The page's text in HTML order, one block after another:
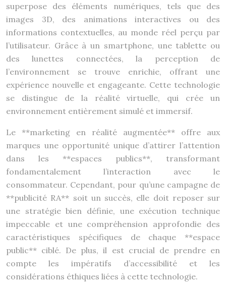
superpose des éléments numériques, tels que des
images 3D, des animations interactives ou des
informations contextuelles, au monde réel perçu par
l’utilisateur. Grâce à un smartphone, une tablette ou
des lunettes connectées, la perception de
l’environnement se trouve enrichie, offrant une
expérience nouvelle et engageante. Cette technologie
se distingue de la réalité virtuelle, qui crée un
environnement entièrement simulé et immersif.
Le **marketing en réalité augmentée** offre aux
marques une opportunité unique d’attirer l’attention
dans les **espaces publics**, transformant
fondamentalement l’interaction avec le
consommateur. Cependant, pour qu’une campagne de
**publicité RA** soit un succès, elle doit reposer sur
une stratégie bien définie, une exécution technique
impeccable et une compréhension approfondie des
caractéristiques spécifiques de chaque **espace
public** ciblé. De plus, il est crucial de prendre en
compte les impératifs d’accessibilité et les
considérations éthiques liées à cette technologie.